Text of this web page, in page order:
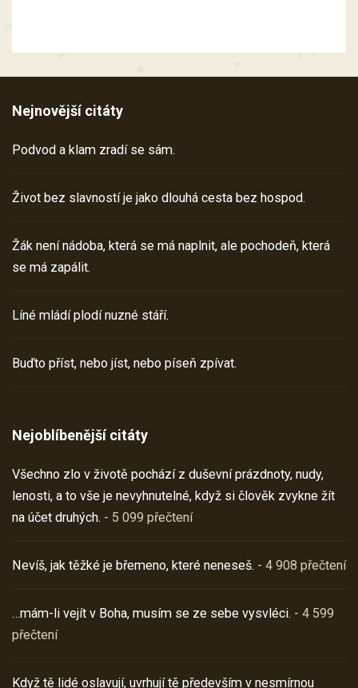
Nejnovější citáty
Podvod a klam zradí se sám.
Život bez slavností je jako dlouhá cesta bez hospod.
Žák není nádoba, která se má naplnit, ale pochodeň, která
se má zapálit.
Líné mládí plodí nuzné stáří.
Buďto příst, nebo jíst, nebo píseň zpívat.
Nejoblíbenější citáty
Všechno zlo v životě pochází z duševní prázdnoty, nudy,
lenosti, a to vše je nevyhnutelné, když si člověk zvykne žít
na účet druhých. - 5 099 přečtení
Nevíš, jak těžké je břemeno, které neneseš. - 4 908 přečtení
…mám-li vejít v Boha, musím se ze sebe vysvléci. - 4 599
přečtení
Když tě lidé oslavují, uvrhují tě především v nesmírnou